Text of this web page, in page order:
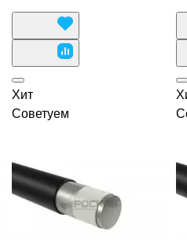
Хит
Советуем